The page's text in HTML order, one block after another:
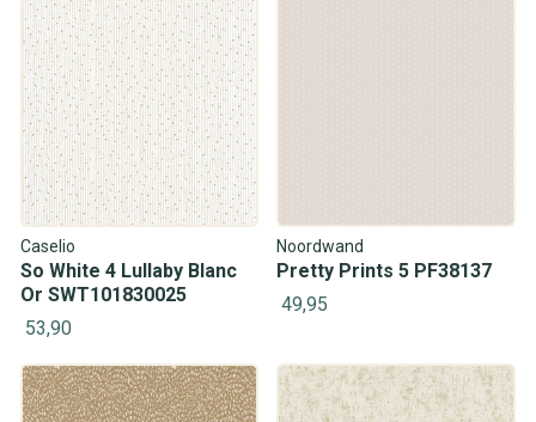
Caselio
So White 4 Lullaby Blanc
Or SWT101830025
53,90
Noordwand
Pretty Prints 5 PF38137
49,95